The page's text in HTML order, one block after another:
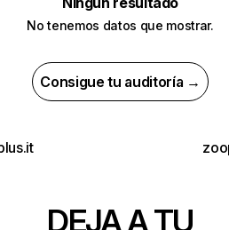
No tenemos datos que mostrar.
Consigue tu auditoría →
DEJA A TU